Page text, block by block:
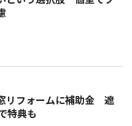
リフォームに補助金 遮
特典も